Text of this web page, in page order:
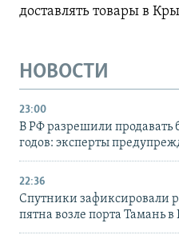
доставлять товары в
НОВОСТИ
23:00
В РФ разрешили продавать
годов: эксперты
22:36
Спутники зафиксировали
пятна возле порта Тамань